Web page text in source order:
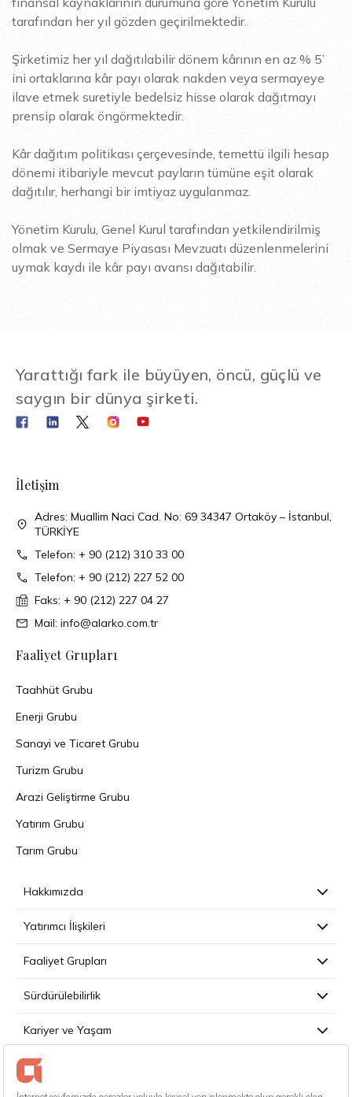
tarafından her yıl gözden geçirilmektedir.
Şirketimiz her yıl dağıtılabilir dönem kârının en az % 5’
ini ortaklarına kâr payı olarak nakden veya sermayeye
ilave etmek suretiyle bedelsiz hisse olarak dağıtmayı
prensip olarak öngörmektedir.
Kâr dağıtım politikası çerçevesinde, temettü ilgili hesap
dönemi itibariyle mevcut payların tümüne eşit olarak
dağıtılır, herhangi bir imtiyaz uygulanmaz.
Yönetim Kurulu, Genel Kurul tarafından yetkilendirilmiş
olmak ve Sermaye Piyasası Mevzuatı düzenlenmelerini
uymak kaydı ile kâr payı avansı dağıtabilir.
Yarattığı fark ile büyüyen, öncü, güçlü ve
saygın bir dünya şirketi.
İletişim
Adres: Muallim Naci Cad. No: 69 34347 Ortaköy – İstanbul,
TÜRKİYE
Telefon: + 90 (212) 310 33 00
Telefon: + 90 (212) 227 52 00
Faks: + 90 (212) 227 04 27
Mail: info@alarko.com.tr
Faaliyet Grupları
Taahhüt Grubu
Enerji Grubu
Sanayi ve Ticaret Grubu
Turizm Grubu
Arazi Geliştirme Grubu
Yatırım Grubu
Tarım Grubu
Hakkımızda
Yatırımcı İlişkileri
Faaliyet Grupları
Sürdürülebilirlik
Kariyer ve Yaşam
Basın